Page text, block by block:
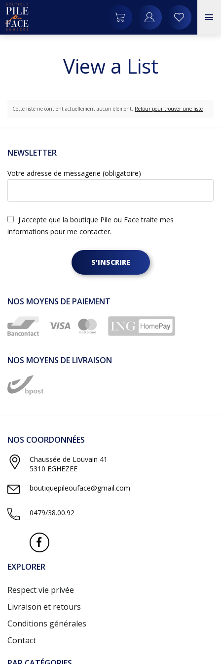
View a List
Cette liste ne contient actuellement aucun élément. Retour pour trouver une liste
NEWSLETTER
Votre adresse de messagerie (obligatoire)
J'accepte que la boutique Pile ou Face traite mes
informations pour me contacter.
S'INSCRIRE
NOS MOYENS DE PAIEMENT
NOS MOYENS DE LIVRAISON
NOS COORDONNÉES
Chaussée de Louvain 41
5310 EGHEZEE
boutiquepileouface@gmail.com
0479/38.00.92
EXPLORER
Respect vie privée
Livraison et retours
Conditions générales
Contact